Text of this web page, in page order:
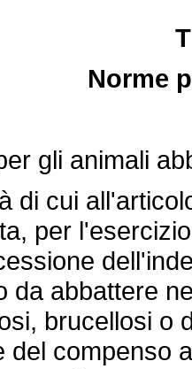
Norme
gli animali
di cui
per
da abbattere
brucellosi o
del compenso